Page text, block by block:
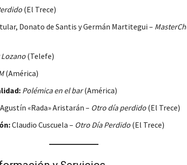
(El Trece)
Donato de Santis y Germán Martitegui –
(Telefe)
(América)
Polémica en el bar(América)
«Rada» Aristarán – Otro día perdido(El Trece)
Claudio Cuscuela – Otro Día Perdido(El Trece)